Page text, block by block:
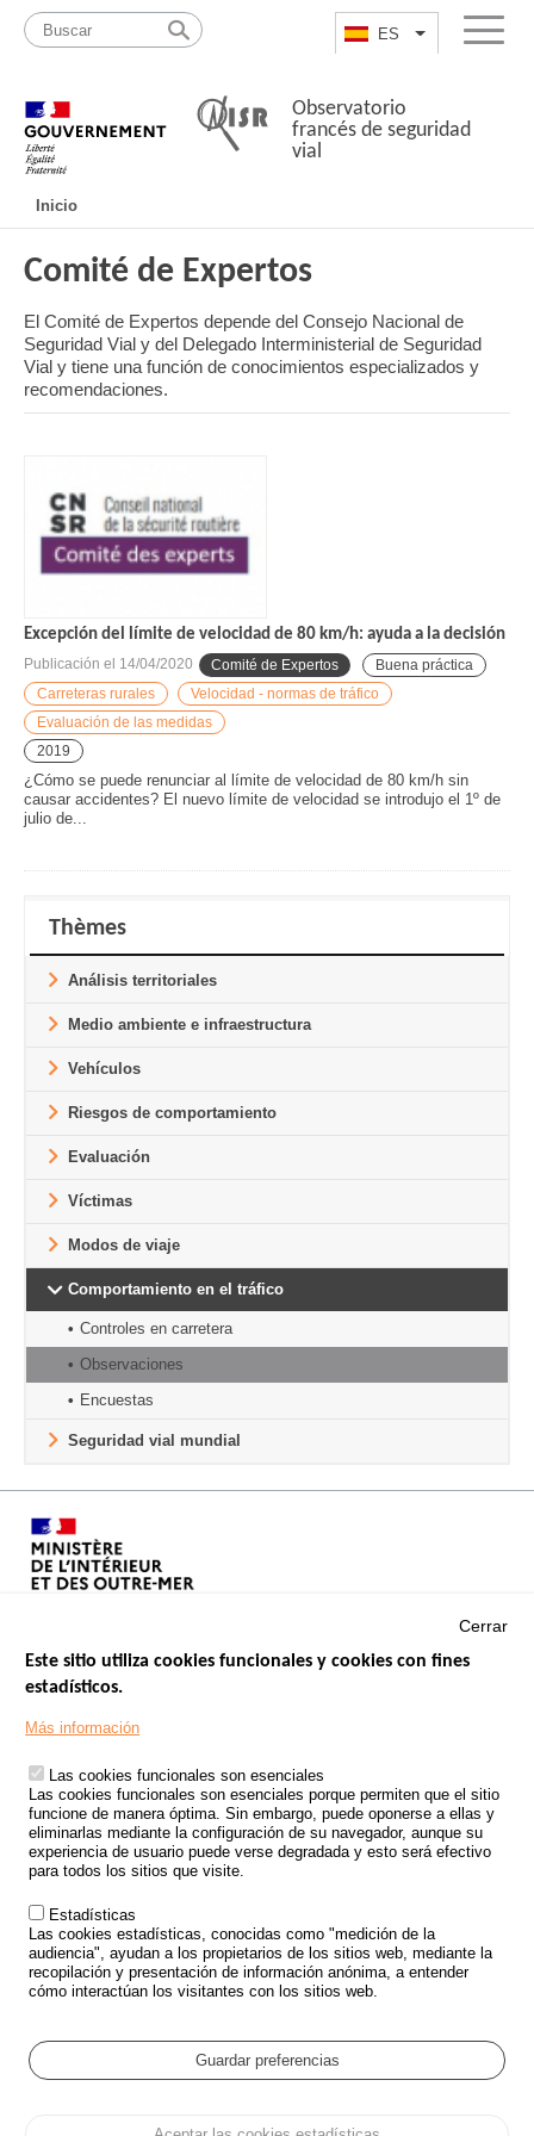
Pasar
contenido
Mapa
web
ES List additional
Menu
Observatorio
francés de seguridad
vial
principale
Inicio
Comité de Expertos
El Comité de Expertos depende del Consejo Nacional de
Seguridad Vial y del Delegado Interministerial de Seguridad
Vial y tiene una función de conocimientos especializados y
recomendaciones.
Excepción del límite de velocidad de 80 km/h: ayuda a la decisión
Publicación el 14/04/2020 Comité de Expertos
Buena práctica
Carreteras rurales
Velocidad - normas de tráfico
Evaluación de las medidas
2019
¿Cómo se puede renunciar al límite de velocidad de 80 km/h sin
causar accidentes? El nuevo límite de velocidad se introdujo el 1º de
julio de...
Thèmes
Análisis territoriales
Medio ambiente e infraestructura
Vehículos
Riesgos de comportamiento
Evaluación
Víctimas
Modos de viaje
Comportamiento en el tráfico
Controles en carretera
Observaciones
Encuestas
Seguridad vial mundial
Footer
TRATAMIENTO DE DATOS PERSONALES PROCEDENTES DE
ACCIDENTES DE TRÁFICO
ESTUDIOS
CONVOCATORIA DE PROYECTOS DE ESTUDIOS
POLÍTICA DE SEGURIDAD VIAL
Outils
EVENTOS
GLOSARIO
Cookie settings
Cerrar
Este sitio utiliza cookies funcionales y cookies con fines
estadísticos.
Más información
Las cookies funcionales son esenciales
Las cookies funcionales son esenciales porque permiten que el sitio
funcione de manera óptima. Sin embargo, puede oponerse a ellas y
eliminarlas mediante la configuración de su navegador, aunque su
experiencia de usuario puede verse degradada y esto será efectivo
para todos los sitios que visite.
Estadísticas
Las cookies estadísticas, conocidas como "medición de la
audiencia", ayudan a los propietarios de los sitios web, mediante la
recopilación y presentación de información anónima, a entender
cómo interactúan los visitantes con los sitios web.
Guardar preferencias